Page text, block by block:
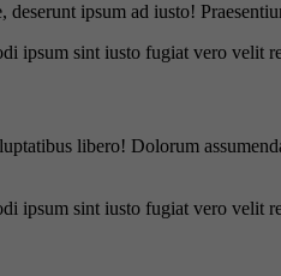
ipsum ad iusto!
ipsum sint iusto fugiat vero velit
libero! Dolorum
ipsum sint iusto fugiat vero velit